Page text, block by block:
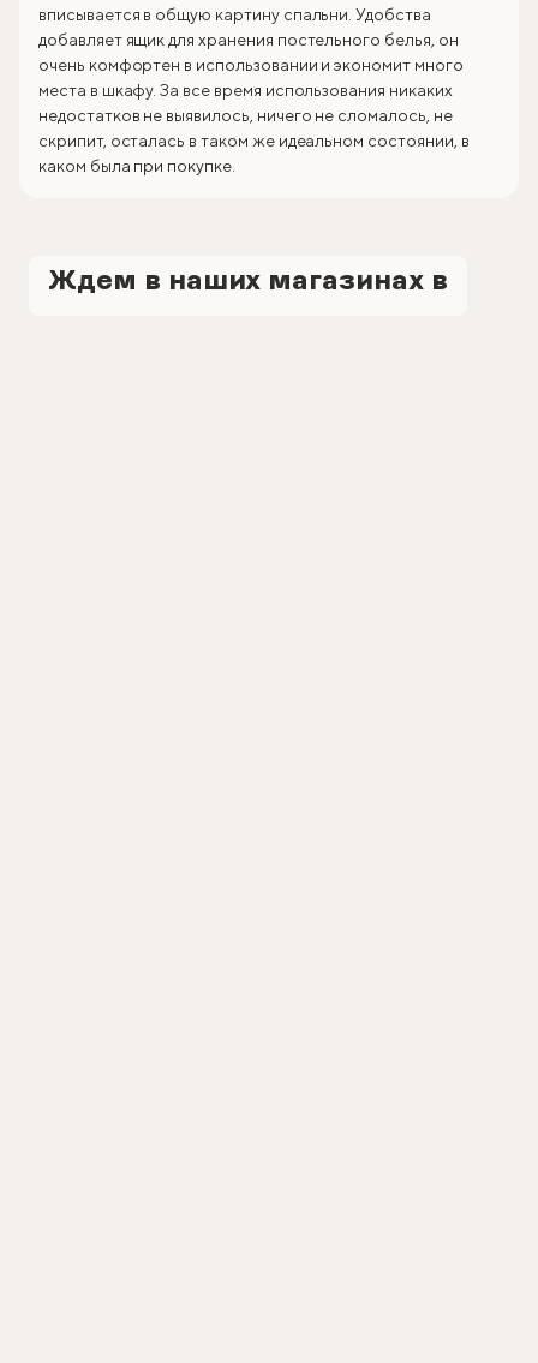
вписывается в общую картину спальни. Удобства
добавляет ящик для хранения постельного белья, он
очень комфортен в использовании и экономит много
места в шкафу. За все время использования никаких
недостатков не выявилось, ничего не сломалось, не
скрипит, осталась в таком же идеальном состоянии, в
каком была при покупке.
Ждем в наших магазинах в